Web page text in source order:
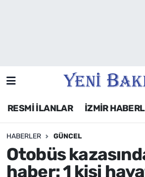
RESMİ İLANLAR İZMİR
HABERLER GÜNCEL
Otobüs
haber: 1 kişi
Siyaset
Asayiş / Polis-Adliye
Spor